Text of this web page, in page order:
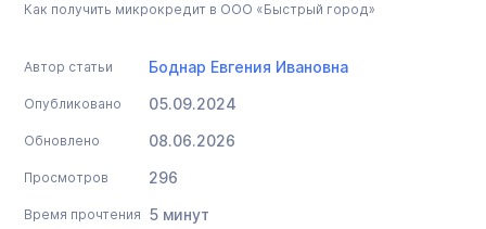
Как получить микрокредит в ООО «Быстрый город»
Автор статьи Боднар Евгения Ивановна
Опубликовано 05.09.2024
Обновлено 08.06.2026
Просмотров 296
Время прочтения 5 минут